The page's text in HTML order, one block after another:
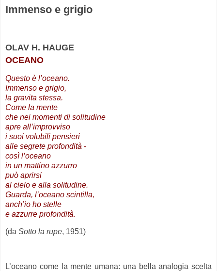
Immenso e grigio
OLAV H. HAUGE
OCEANO
Questo è l’oceano.
Immenso e grigio,
la gravita stessa.
Come la mente
che nei momenti di solitudine
apre all’improvviso
i suoi volubili pensieri
alle segrete profondità -
così l’oceano
in un mattino azzurro
può aprirsi
al cielo e alla solitudine.
Guarda, l’oceano scintilla,
anch’io ho stelle
e azzurre profondità.
(da Sotto la rupe, 1951)
L’oceano come la mente umana: una bella analogia scelta